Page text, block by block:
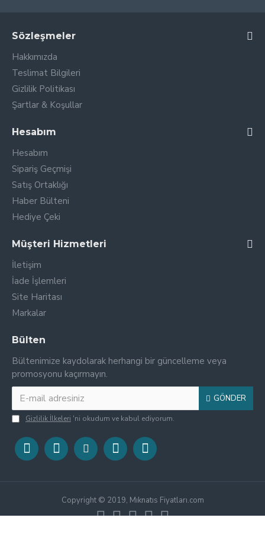
Sözleşmeler
Hakkımızda
Teslimat Bilgileri
Gizlilik Politikası
Şartlar & Koşullar
Hesabım
Hesabım
Sipariş Geçmişi
Satış Ortaklığı
Haber Bülteni
Hediye Çeki
Müşteri Hizmetleri
İletişim
İade İşlemleri
Site Haritası
Markalar
Bülten
Bültenimize kaydolarak herhangi bir güncelleme veya
promosyonu kaçırmayın.
GÖNDER
Gizlilik İlkeleri 'ni okudum ve kabul ediyorum.
Copyright © 2019, Mıknatıs Fiyatları.com